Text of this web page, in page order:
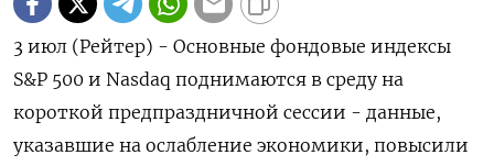
3 июл (Рейтер) - Основные фондовые индексы
S&P 500 и Nasdaq поднимаются в среду на
короткой предпраздничной сессии - данные,
указавшие на ослабление экономики, повысили